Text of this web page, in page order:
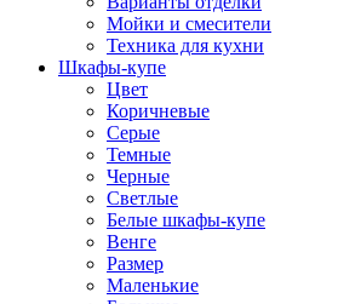
Мойки и смесители
Техника для кухни
Шкафы-купе
Цвет
Коричневые
Серые
Темные
Черные
Светлые
Белые шкафы-купе
Венге
Размер
Маленькие